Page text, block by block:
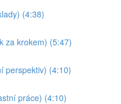
(4:38)
za krokem) (5:47)
perspektiv) (4:10)
práce) (4:10)